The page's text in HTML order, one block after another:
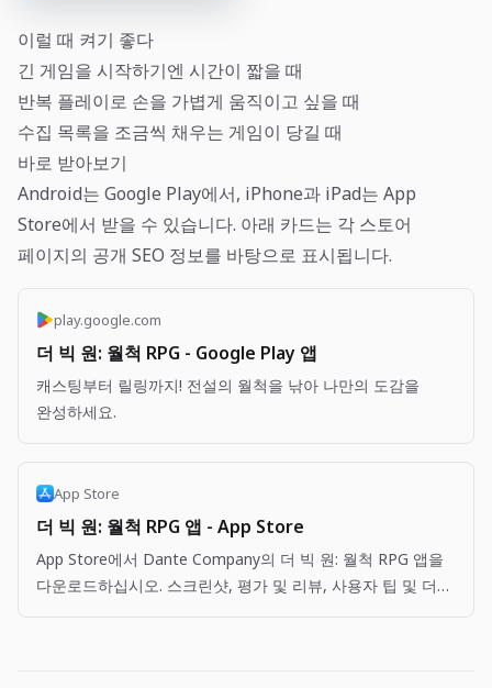
이럴 때 켜기 좋다
긴 게임을 시작하기엔 시간이 짧을 때
반복 플레이로 손을 가볍게 움직이고 싶을 때
수집 목록을 조금씩 채우는 게임이 당길 때
바로 받아보기
Android는 Google Play에서, iPhone과 iPad는 App
Store에서 받을 수 있습니다. 아래 카드는 각 스토어
페이지의 공개 SEO 정보를 바탕으로 표시됩니다.
play.google.com
더 빅 원: 월척 RPG - Google Play 앱
캐스팅부터 릴링까지! 전설의 월척을 낚아 나만의 도감을
완성하세요.
App Store
더 빅 원: 월척 RPG 앱 - App Store
App Store에서 Dante Company의 더 빅 원: 월척 RPG 앱을
다운로드하십시오. 스크린샷, 평가 및 리뷰, 사용자 팁 및 더